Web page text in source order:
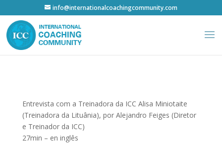
info@internationalcoachingcommunity.com
Entrevista com a Treinadora da ICC Alisa Miniotaite
(Treinadora da Lituânia), por Alejandro Feiges (Diretor
e Treinador da ICC)
27min – en inglês